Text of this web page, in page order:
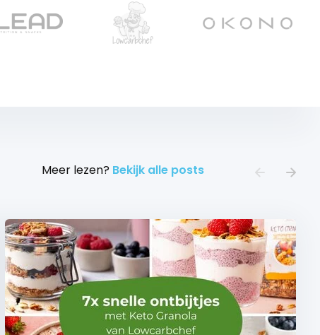
Meer lezen? Bekijk alle posts